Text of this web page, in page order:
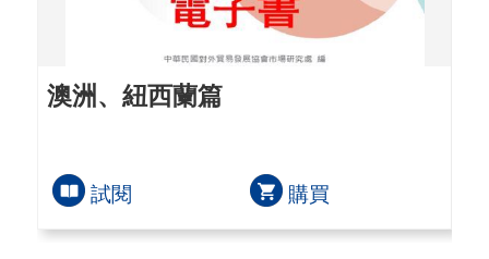
澳洲、紐西蘭篇
試閱 購買